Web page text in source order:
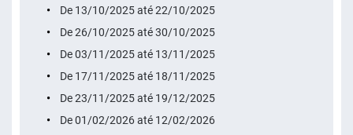
De 13/10/2025 até 22/10/2025
De 26/10/2025 até 30/10/2025
De 03/11/2025 até 13/11/2025
De 17/11/2025 até 18/11/2025
De 23/11/2025 até 19/12/2025
De 01/02/2026 até 12/02/2026